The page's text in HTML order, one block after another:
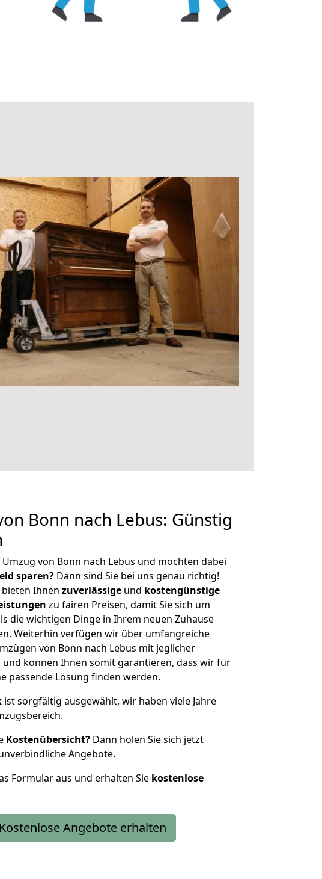
Bonn nach Lebus: Günstig
von Bonn nach Lebus und möchten dabei
sparen? Dann sind Sie bei uns genau richtig!
Ihnen zuverlässige und kostengünstige
zu fairen Preisen, damit Sie sich um
die wichtigen Dinge in Ihrem neuen Zuhause
Weiterhin verfügen wir über umfangreiche
von Bonn nach Lebus mit jeglicher
können Ihnen somit garantieren, dass wir für
passende Lösung finden werden.
ist sorgfältig ausgewählt, wir haben viele Jahre
Kostenübersicht? Dann holen Sie sich jetzt
Angebote.
Formular aus und erhalten Sie kostenlose
Kostenlose Angebote erhalten